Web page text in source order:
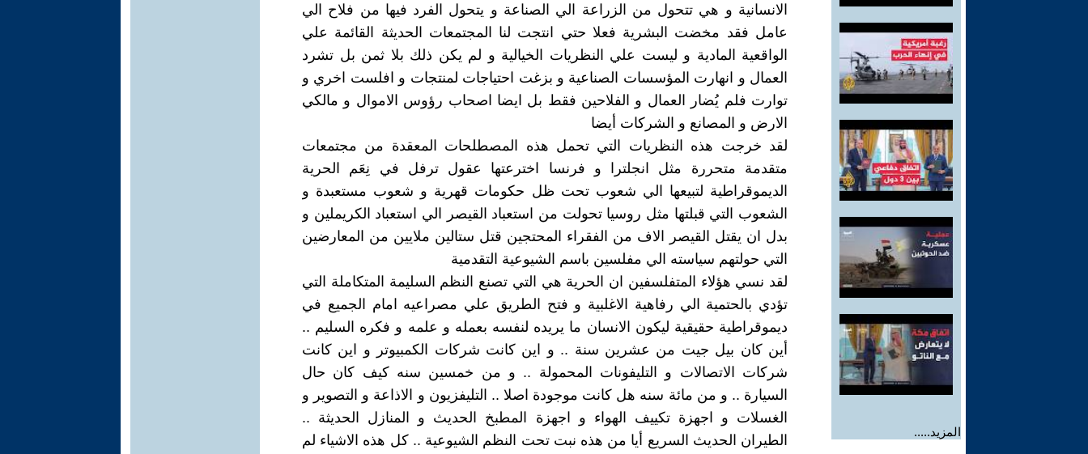
المزيد.....
الانسانية و هي تتحول من الزراعة الي الصناعة و يتحول الفرد فيها من فلاح الي
عامل فقد مخضت البشرية فعلا حتي انتجت لنا المجتمعات الحديثة القائمة علي
الواقعية المادية و ليست علي النظريات الخيالية و لم يكن ذلك بلا ثمن بل تشرد
العمال و انهارت المؤسسات الصناعية و بزغت احتياجات لمنتجات و افلست اخري و
توارت فلم يُضار العمال و الفلاحين فقط بل ايضا اصحاب رؤوس الاموال و مالكي
الارض و المصانع و الشركات أيضا
لقد خرجت هذه النظريات التي تحمل هذه المصطلحات المعقدة من مجتمعات
متقدمة متحررة مثل انجلترا و فرنسا اخترعتها عقول ترفل في نِعَم الحرية
الديموقراطية لتبيعها الي شعوب تحت ظل حكومات قهرية و شعوب مستعبدة و
الشعوب التي قبلتها مثل روسيا تحولت من استعباد القيصر الي استعباد الكريملين و
بدل ان يقتل القيصر الاف من الفقراء المحتجين قتل ستالين ملايين من المعارضين
التي حولتهم سياسته الي مفلسين باسم الشيوعية التقدمية
لقد نسي هؤلاء المتفلسفين ان الحرية هي التي تصنع النظم السليمة المتكاملة التي
تؤدي بالحتمية الي رفاهية الاغلبية و فتح الطريق علي مصراعيه امام الجميع في
ديموقراطية حقيقية ليكون الانسان ما يريده لنفسه بعمله و علمه و فكره السليم ..
أين كان بيل جيت من عشرين سنة .. و اين كانت شركات الكمبيوتر و اين كانت
شركات الاتصالات و التليفونات المحمولة .. و من خمسين سنه كيف كان حال
السيارة .. و من مائة سنه هل كانت موجودة اصلا .. التليفزيون و الاذاعة و التصوير و
الغسلات و اجهزة تكييف الهواء و اجهزة المطبخ الحديث و المنازل الحديثة ..
الطيران الحديث السريع أيا من هذه نبت تحت النظم الشيوعية .. كل هذه الاشياء لم